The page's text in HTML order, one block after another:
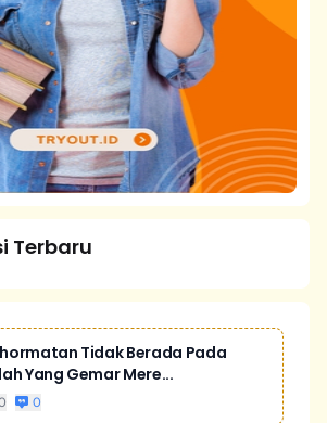
Terbaru
Tidak Berada Pada
Yang Gemar Mere...
0